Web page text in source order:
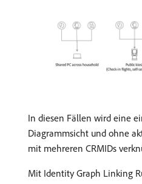
In diesen Fällen wird eine
Diagrammsicht und ohne
mit mehreren CRMIDs
Mit Identity Graph Linking